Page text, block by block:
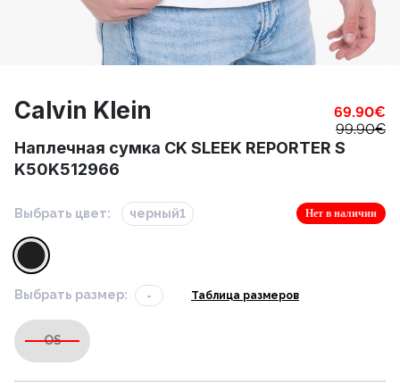
Calvin Klein 69.90€
99.90€
Наплечная сумка CK SLEEK REPORTER S
K50K512966
Выбрать цвет: черный1 Нет в наличии
Выбрать размер: - Таблица размеров
OS